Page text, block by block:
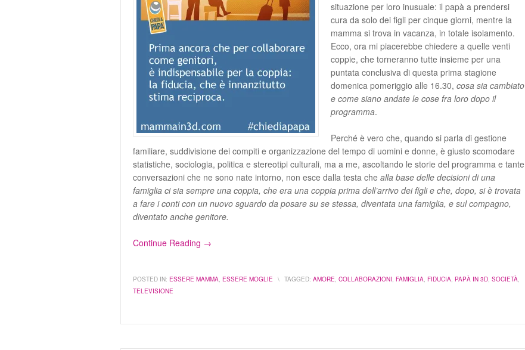
situazione per loro inusuale: il papà a prendersi
cura da solo dei figli per cinque giorni, mentre la
mamma si trova in vacanza, in totale isolamento.
Ecco, ora mi piacerebbe chiedere a quelle venti
coppie, che torneranno tutte insieme per una
puntata conclusiva di questa prima stagione
domenica pomeriggio alle 16.30, cosa sia cambiato
e come siano andate le cose fra loro dopo il
programma.
Perché è vero che, quando si parla di gestione
familiare, suddivisione dei compiti e organizzazione del tempo di uomini e donne, è giusto scomodare
statistiche, sociologia, politica e stereotipi culturali, ma a me, ascoltando le storie del programma e tante
conversazioni che ne sono nate intorno, non esce dalla testa che alla base delle decisioni di una
famiglia ci sia sempre una coppia, che era una coppia prima dell’arrivo dei figli e che, dopo, si è trovata
a fare i conti con un nuovo sguardo da posare su se stessa, diventata una famiglia, e sul compagno,
diventato anche genitore.
Continue Reading →
POSTED IN: ESSERE MAMMA, ESSERE MOGLIE \ TAGGED: AMORE, COLLABORAZIONI, FAMIGLIA, FIDUCIA, PAPÀ IN 3D, SOCIETÀ,
TELEVISIONE